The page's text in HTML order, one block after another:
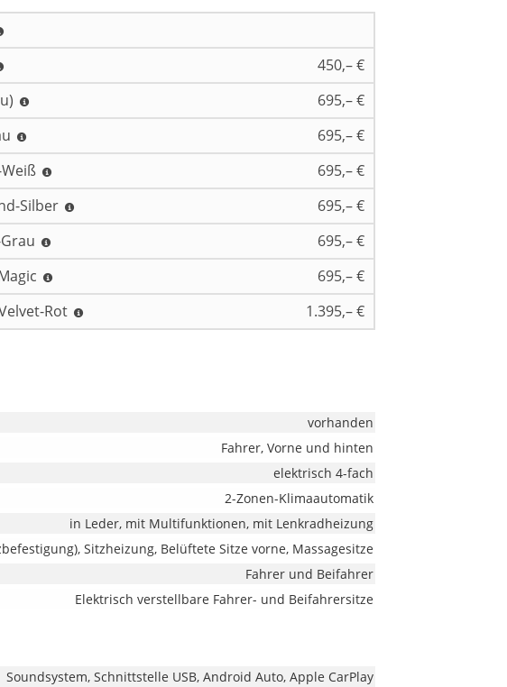
450,– €
695,– €
695,– €
695,– €
Silber
695,– €
695,– €
695,– €
Rot 1.395,– €
vorhanden
Fahrer, Vorne und hinten
elektrisch 4-fach
2-Zonen-Klimaautomatik
in Leder, mit Multifunktionen, mit Lenkradheizung
Sitzheizung, Belüftete Sitze vorne, Massagesitze
Fahrer und Beifahrer
Elektrisch verstellbare Fahrer- und Beifahrersitze
Soundsystem, Schnittstelle USB, Android Auto, Apple CarPlay